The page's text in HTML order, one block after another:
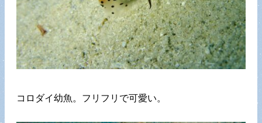
コロダイ幼魚。フリフリで可愛い。